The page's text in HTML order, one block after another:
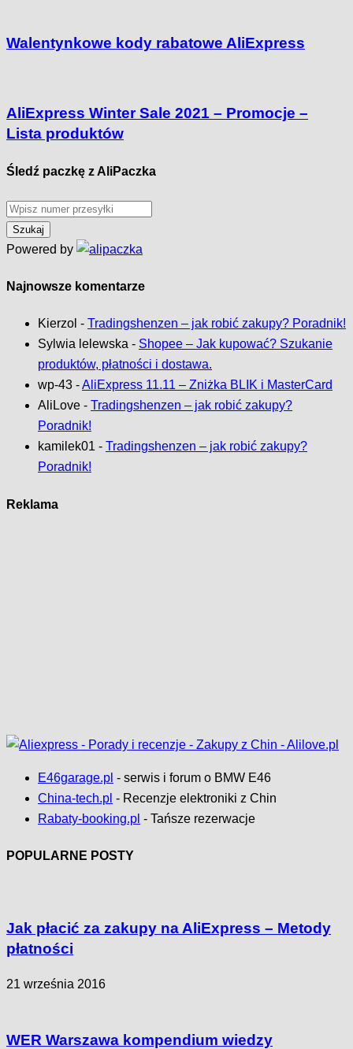
Walentynkowe kody rabatowe AliExpress
AliExpress Winter Sale 2021 – Promocje –
Lista produktów
Śledź paczkę z AliPaczka
Powered by
Najnowsze komentarze
Kierzol - Tradingshenzen – jak robić zakupy? Poradnik!
Sylwia lelewska - Shopee – Jak kupować? Szukanie
produktów, płatności i dostawa.
wp-43 -AliExpress 11.11 – Zniżka BLIK i MasterCard
AliLove - Tradingshenzen – jak robić zakupy?
Poradnik!
kamilek01 - Tradingshenzen – jak robić zakupy?
Poradnik!
Reklama
E46garage.pl - serwis i forum o BMW E46
China-tech.pl - Recenzje elektroniki z Chin
Rabaty-booking.pl - Tańsze rezerwacje
POPULARNE POSTY
Jak płacić za zakupy na AliExpress – Metody
płatności
21 września 2016
WER Warszawa kompendium wiedzy